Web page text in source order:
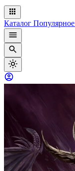
Каталог Популярное